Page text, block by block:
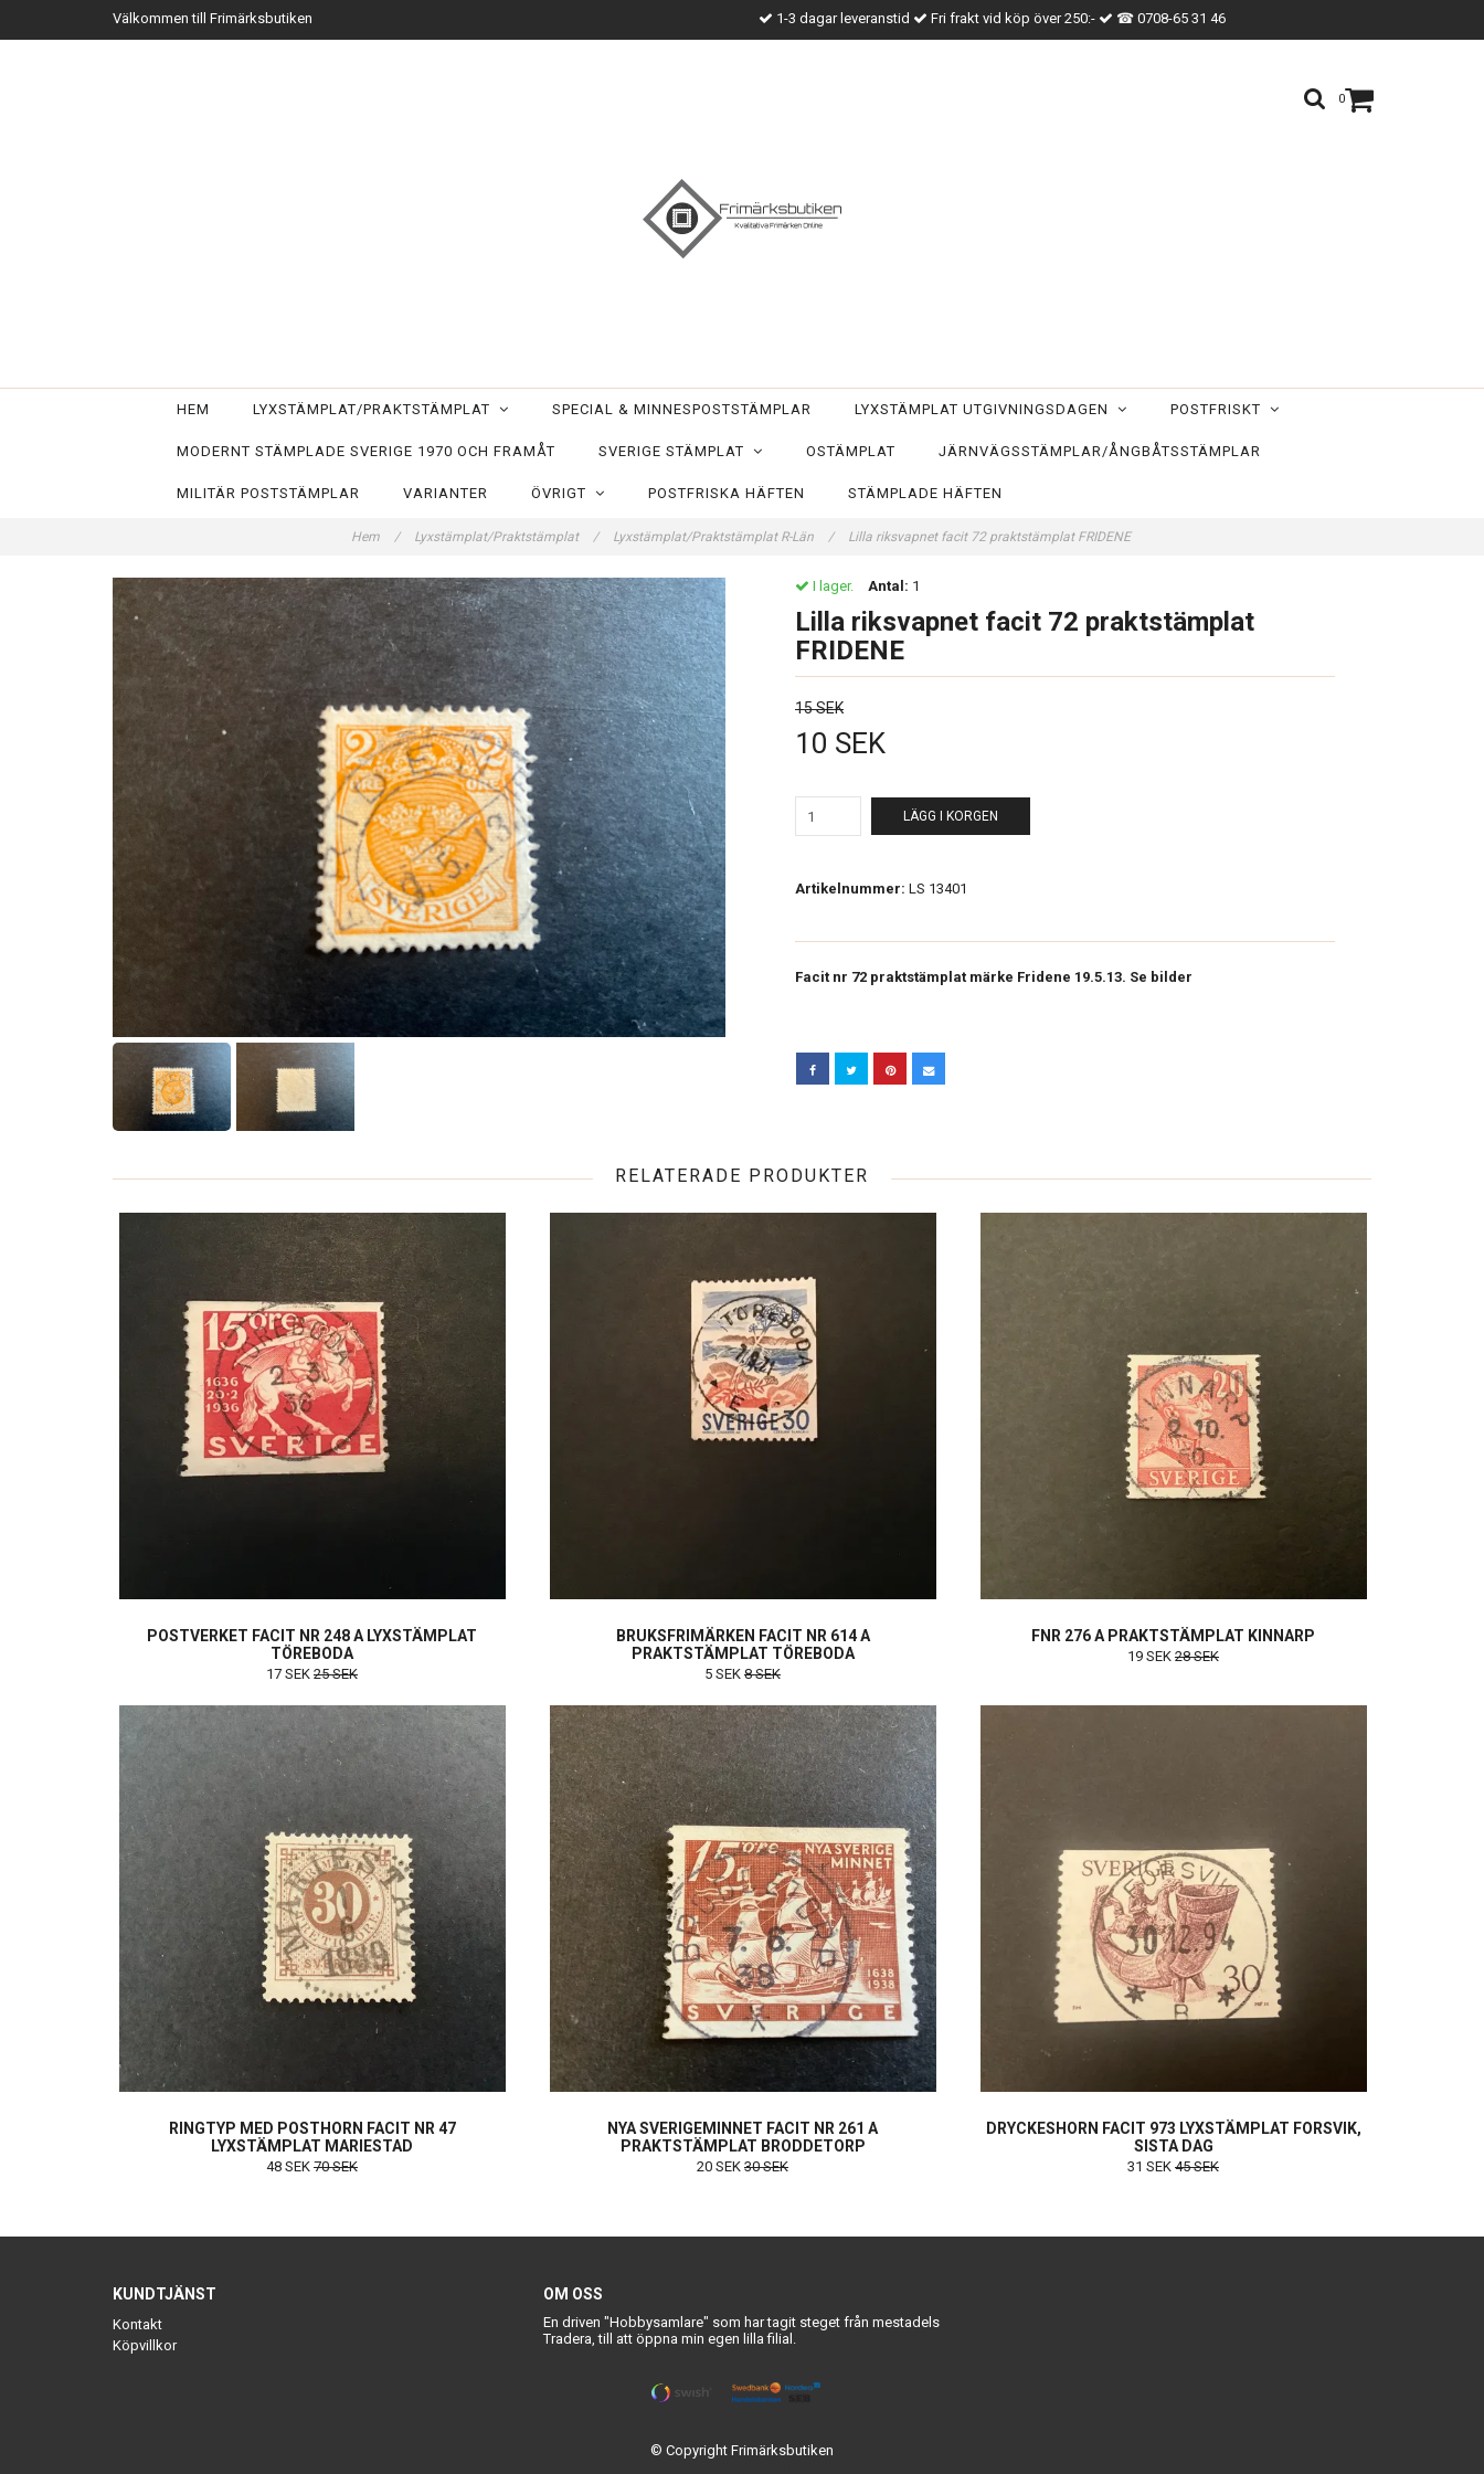
Välkommen till Frimärksbutiken 1-3 dagar leveranstid Fri frakt vid köp över 250:- ☎ 0708-65 31 46
0
HEM LYXSTÄMPLAT/PRAKTSTÄMPLAT SPECIAL & MINNESPOSTSTÄMPLAR LYXSTÄMPLAT UTGIVNINGSDAGEN POSTFRISKT
MODERNT STÄMPLADE SVERIGE 1970 OCH FRAMÅT SVERIGE STÄMPLAT OSTÄMPLAT JÄRNVÄGSSTÄMPLAR/ÅNGBÅTSSTÄMPLAR
MILITÄR POSTSTÄMPLAR VARIANTER ÖVRIGT POSTFRISKA HÄFTEN STÄMPLADE HÄFTEN
Hem / Lyxstämplat/Praktstämplat / Lyxstämplat/Praktstämplat R-Län / Lilla riksvapnet facit 72 praktstämplat FRIDENE
I lager. Antal: 1
Lilla riksvapnet facit 72 praktstämplat
FRIDENE
15 SEK
10 SEK
LÄGG I KORGEN
Artikelnummer: LS 13401
Facit nr 72 praktstämplat märke Fridene 19.5.13. Se bilder
RELATERADE PRODUKTER
POSTVERKET FACIT NR 248 A LYXSTÄMPLAT
TÖREBODA
17 SEK 25 SEK
BRUKSFRIMÄRKEN FACIT NR 614 A
PRAKTSTÄMPLAT TÖREBODA
5 SEK 8 SEK
FNR 276 A PRAKTSTÄMPLAT KINNARP
19 SEK 28 SEK
RINGTYP MED POSTHORN FACIT NR 47
LYXSTÄMPLAT MARIESTAD
48 SEK 70 SEK
NYA SVERIGEMINNET FACIT NR 261 A
PRAKTSTÄMPLAT BRODDETORP
20 SEK 30 SEK
DRYCKESHORN FACIT 973 LYXSTÄMPLAT FORSVIK,
SISTA DAG
31 SEK 45 SEK
KUNDTJÄNST
Kontakt
Köpvillkor
OM OSS
En driven "Hobbysamlare" som har tagit steget från mestadels
Tradera, till att öppna min egen lilla filial.
© Copyright Frimärksbutiken